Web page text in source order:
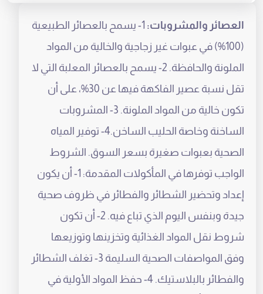
العصائر والمشروبات: 1- يسمح بالعصائر الطبيعية
(100%) في عبوات غير زجاجية والخالية من المواد
الملونة والحافظة. 2- يسمح بالعصائر المعلبة التي لا
تقل نسبة عصير الفاكهة فيها عن 30%، على أن
تكون خالية من المواد الملونة. 3- المشروبات
الساخنة وخاصة الحليب الساخن.4- توفير المياه
الصحية بعبوات صغيرة بسعر السوق. الشروط
الواجب توفرها في المأكولات المقدمة: 1- أن يكون
إعداد وتحضير الشطائر والفطائر في ظروف صحية
جيدة وبنفس اليوم الذي تباع فيه. 2- أن تكون
شروط نقل المواد الغذائية وتخزينها وتوزيعها
وفق المواصفات الصحية السليمة 3- تغلف الشطائر
والفطائر بالبلاستيك. 4- حفظ المواد الأولية في